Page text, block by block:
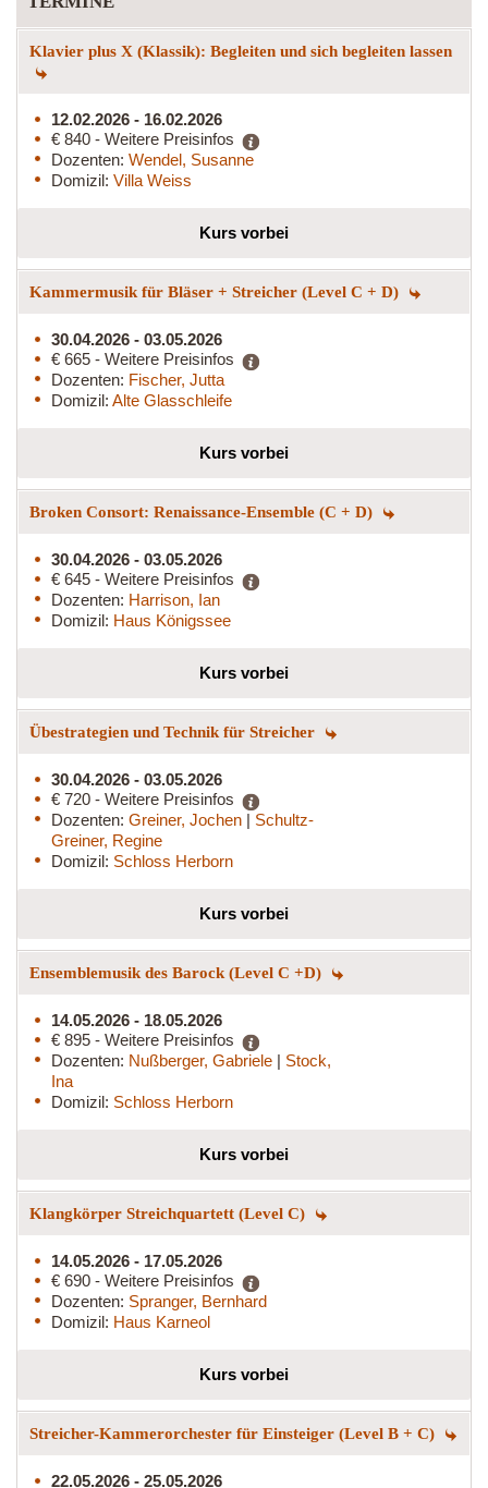
Klavier plus X (Klassik): Begleiten und sich begleiten lassen
12.02.2026 - 16.02.2026
€ 840 - Weitere Preisinfos
Dozenten: Wendel, Susanne
Domizil: Villa Weiss
Kurs vorbei
Kammermusik für Bläser + Streicher (Level C + D)
30.04.2026 - 03.05.2026
€ 665 - Weitere Preisinfos
Dozenten: Fischer, Jutta
Domizil: Alte Glasschleife
Kurs vorbei
Broken Consort: Renaissance-Ensemble (C + D)
30.04.2026 - 03.05.2026
€ 645 - Weitere Preisinfos
Dozenten: Harrison, Ian
Domizil: Haus Königssee
Kurs vorbei
Übestrategien und Technik für Streicher
30.04.2026 - 03.05.2026
€ 720 - Weitere Preisinfos
Dozenten: Greiner, Jochen | Schultz-
Greiner, Regine
Domizil: Schloss Herborn
Kurs vorbei
Ensemblemusik des Barock (Level C +D)
14.05.2026 - 18.05.2026
€ 895 - Weitere Preisinfos
Dozenten: Nußberger, Gabriele | Stock,
Ina
Domizil: Schloss Herborn
Kurs vorbei
Klangkörper Streichquartett (Level C)
14.05.2026 - 17.05.2026
€ 690 - Weitere Preisinfos
Dozenten: Spranger, Bernhard
Domizil: Haus Karneol
Kurs vorbei
Streicher-Kammerorchester für Einsteiger (Level B + C)
22.05.2026 - 25.05.2026